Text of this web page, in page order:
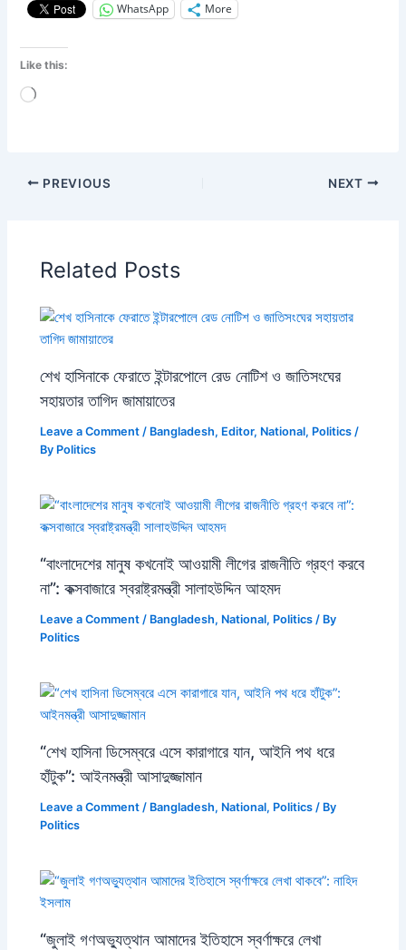
WhatsApp More
Like this:
Loading…
PREVIOUS NEXT
Related Posts
শেখ হাসিনাকে ফেরাতে ইন্টারপোলে রেড নোটিশ ও জাতিসংঘের
সহায়তার তাগিদ জামায়াতের
Leave a Comment / Bangladesh, Editor, National, Politics /
By Politics
“বাংলাদেশের মানুষ কখনোই আওয়ামী লীগের রাজনীতি গ্রহণ করবে
না”: কক্সবাজারে স্বরাষ্ট্রমন্ত্রী সালাহউদ্দিন আহমদ
Leave a Comment / Bangladesh, National, Politics / By
Politics
“শেখ হাসিনা ডিসেম্বরে এসে কারাগারে যান, আইনি পথ ধরে
হাঁটুক”: আইনমন্ত্রী আসাদুজ্জামান
Leave a Comment / Bangladesh, National, Politics / By
Politics
“জুলাই গণঅভ্যুত্থান আমাদের ইতিহাসে স্বর্ণাক্ষরে লেখা